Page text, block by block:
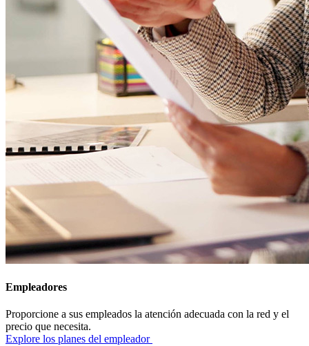
Empleadores
Proporcione a sus empleados la atención adecuada con la red y el
precio que necesita.
Explore los planes del empleador